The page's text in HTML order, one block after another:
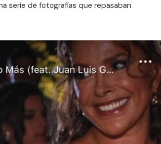
serie de fotografías que repasaban